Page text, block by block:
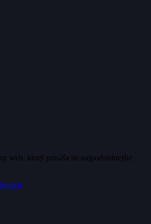
web, ktorý prináša tie najpodstatnejšie